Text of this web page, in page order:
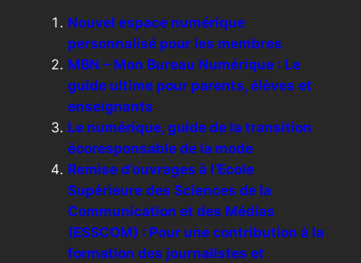
Nouvel espace numérique
personnalisé pour les membres
MBN – Mon Bureau Numérique : Le
guide ultime pour parents, élèves et
enseignants
Le numérique, guide de la transition
écoresponsable de la mode
Remise d’ouvrages à l’Ecole
Supérieure des Sciences de la
Communication et des Médias
(ESSCOM) : Pour une contribution à la
formation des journalistes et